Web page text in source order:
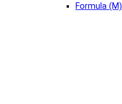
Formula (М)